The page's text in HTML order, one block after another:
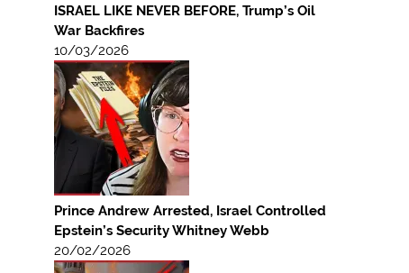
ISRAEL LIKE NEVER BEFORE, Trump’s Oil
War Backfires
10/03/2026
Prince Andrew Arrested, Israel Controlled
Epstein’s Security Whitney Webb
20/02/2026